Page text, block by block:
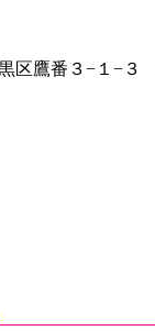
黒区鷹番３−１−